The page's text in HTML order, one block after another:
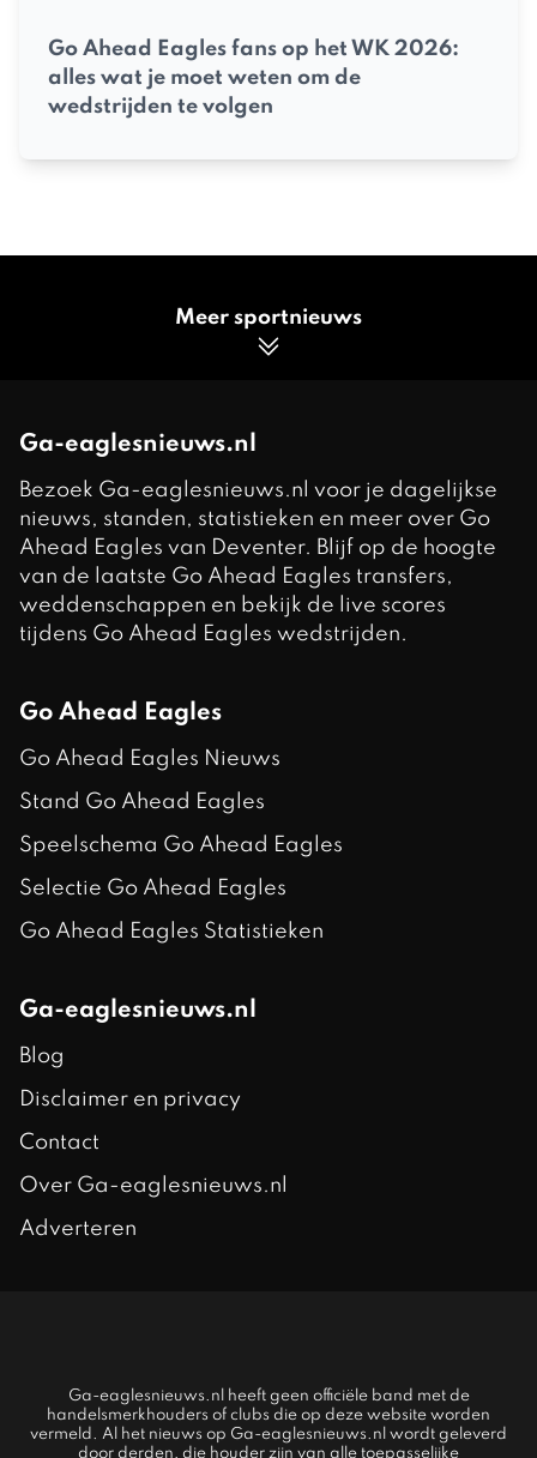
Go Ahead Eagles fans op het WK 2026:
alles wat je moet weten om de
wedstrijden te volgen
Meer sportnieuws
Ga-eaglesnieuws.nl
Bezoek Ga-eaglesnieuws.nl voor je dagelijkse
nieuws, standen, statistieken en meer over Go
Ahead Eagles van Deventer. Blijf op de hoogte
van de laatste Go Ahead Eagles transfers,
weddenschappen en bekijk de live scores
tijdens Go Ahead Eagles wedstrijden.
Go Ahead Eagles
Go Ahead Eagles Nieuws
Stand Go Ahead Eagles
Speelschema Go Ahead Eagles
Selectie Go Ahead Eagles
Go Ahead Eagles Statistieken
Ga-eaglesnieuws.nl
Blog
Disclaimer en privacy
Contact
Over Ga-eaglesnieuws.nl
Adverteren
Ga-eaglesnieuws.nl heeft geen officiële band met de
handelsmerkhouders of clubs die op deze website worden
vermeld. Al het nieuws op Ga-eaglesnieuws.nl wordt geleverd
door derden, die houder zijn van alle toepasselijke